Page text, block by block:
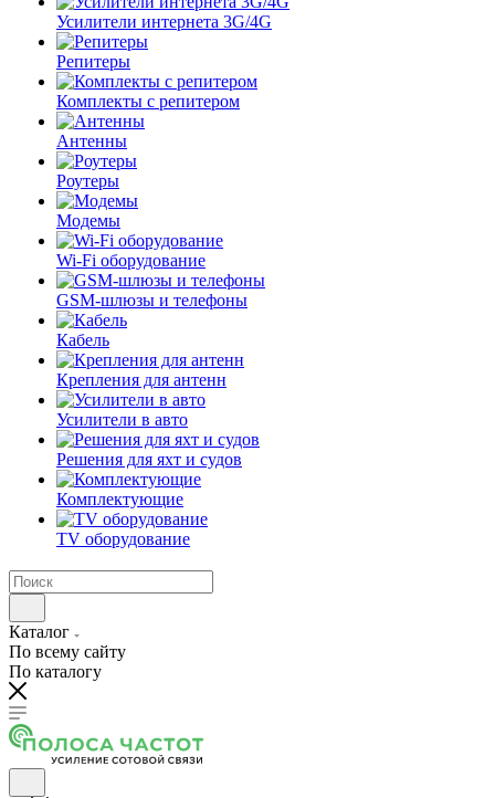
Усилители интернета 3G/4G
Репитеры
Комплекты с репитером
Антенны
Роутеры
Модемы
Wi-Fi оборудование
GSM-шлюзы и телефоны
Кабель
Крепления для антенн
Усилители в авто
Решения для яхт и судов
Комплектующие
TV оборудование
Каталог
По всему сайту
По каталогу